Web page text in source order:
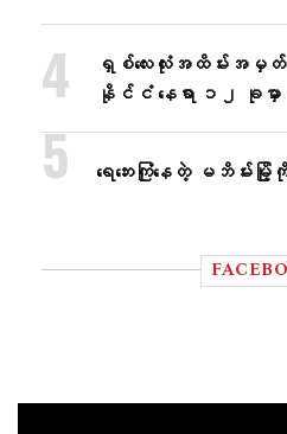
ရှစ်လေးလုံးအထိမ်းအမှတ်
နိုင်ငံ နေရာ ၁၂ ခုမှ
ရေဘေးကြုံနေတဲ့ မဘိမ်း